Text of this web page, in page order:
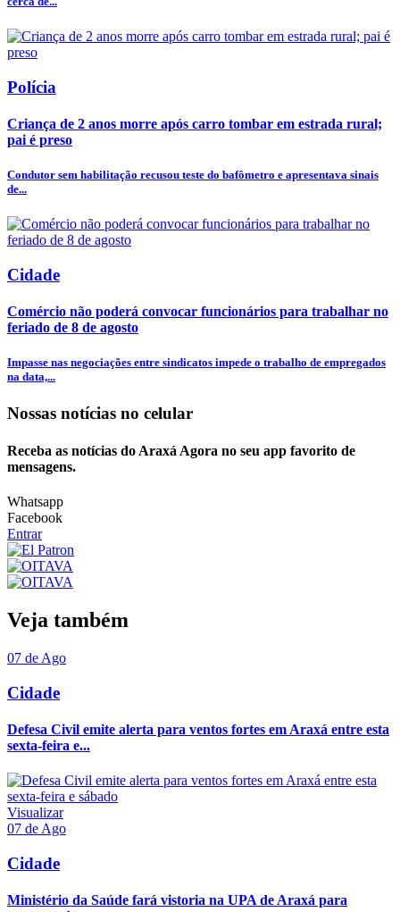
Polícia
Criança de 2 anos morre após carro tombar em estrada rural;
pai é preso
Condutor sem habilitação recusou teste do bafômetro e apresentava sinais
de...
Cidade
Comércio não poderá convocar funcionários para trabalhar no
feriado de 8 de agosto
Impasse nas negociações entre sindicatos impede o trabalho de empregados
na data,...
Nossas notícias no celular
Receba as notícias do Araxá Agora no seu app favorito de
mensagens.
Whatsapp
Facebook
Entrar
Veja também
07 de Ago
Cidade
Defesa Civil emite alerta para ventos fortes em Araxá entre esta
sexta-feira e...
Visualizar
07 de Ago
Cidade
Ministério da Saúde fará vistoria na UPA de Araxá para